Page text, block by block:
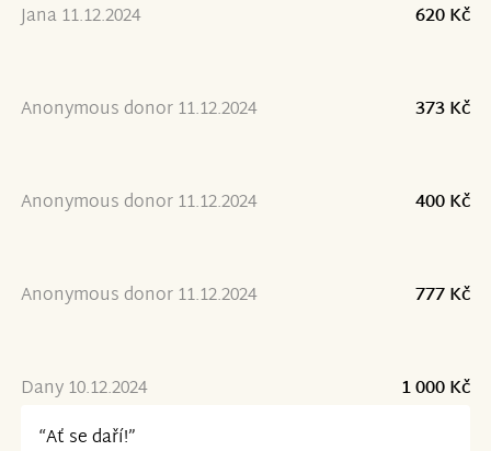
Jana 11.12.2024 620 Kč
Anonymous donor 11.12.2024 373 Kč
Anonymous donor 11.12.2024 400 Kč
Anonymous donor 11.12.2024 777 Kč
Dany 10.12.2024
1 000 Kč
“Ať se daří!”